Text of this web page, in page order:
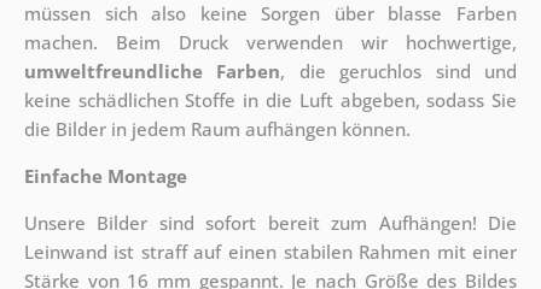
müssen sich also keine Sorgen über blasse Farben
machen. Beim Druck verwenden wir hochwertige,
umweltfreundliche Farben, die geruchlos sind und
keine schädlichen Stoffe in die Luft abgeben, sodass Sie
die Bilder in jedem Raum aufhängen können.
Einfache Montage
Unsere Bilder sind sofort bereit zum Aufhängen! Die
Leinwand ist straff auf einen stabilen Rahmen mit einer
Stärke von 16 mm gespannt. Je nach Größe des Bildes